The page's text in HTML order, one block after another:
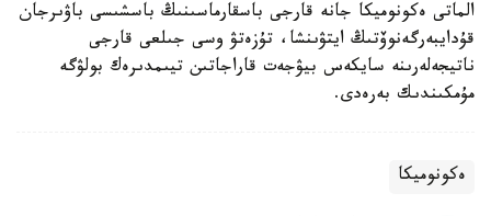
الماتى ەكونوميكا جانە قارجى باسقارماسىنىڭ باسشىسى باۋىرجان
قۇدايبەرگەنوۆتىڭ ايتۋىنشا، تۇزەتۋ وسى جىلعى قارجى
ناتيجەلەرىنە سايكەس بيۋجەت قاراجاتىن تيىمدىرەك بولۋگە
مۇمكىندىك بەرەدى.
ەكونوميكا